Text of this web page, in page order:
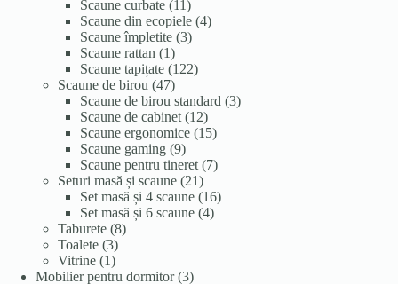
de
produse
Scaune curbate 1111
produse
Scaune din ecopiele 44
Scaune împletite 33
Scaune rattan 11
produs
Scaune tapițate 122122
produse
Scaune de birou 4747
de
produse
Scaune de birou standard 33
Scaune de cabinet 1212
produse
Scaune ergonomice 1515
Scaune gaming 99
produse
Scaune pentru tineret 77
Seturi masă și scaune 2121
de
produse
Set masă și 4 scaune 1616
Set masă și 6 scaune 44
Taburete 88
Toalete 33
produse
Vitrine 11
produs
Mobilier pentru dormitor 33